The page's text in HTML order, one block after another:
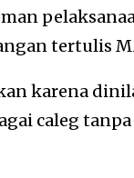
tertulis
karena
caleg